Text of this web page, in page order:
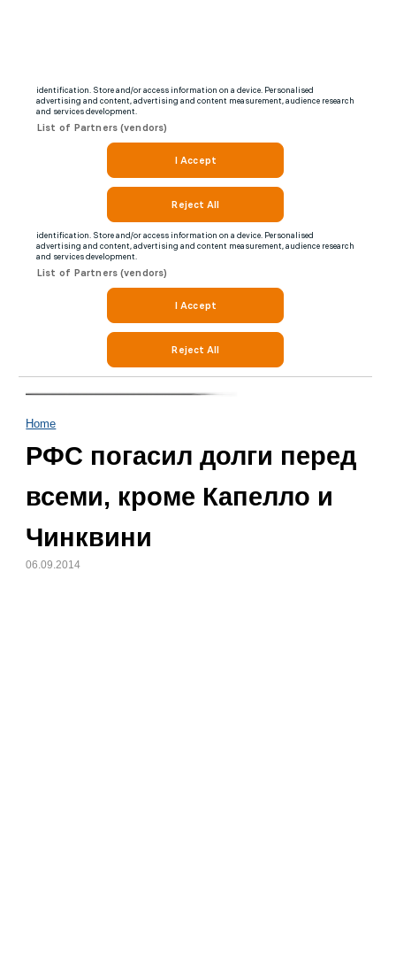
Home
РФС погасил долги перед
всеми, кроме Капелло и
Чинквини
06.09.2014